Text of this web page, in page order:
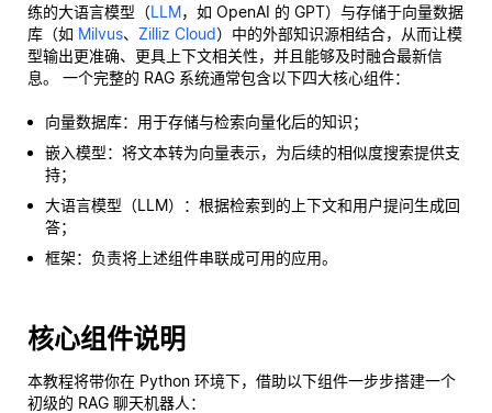
练的大语言模型（LLM，如 OpenAI 的 GPT）与存储于向量数据
库（如 Milvus、 Zilliz Cloud）中的外部知识源相结合，从而让模
型输出更准确、更具上下文相关性，并且能够及时融合最新信
息。 一个完整的 RAG 系统通常包含以下四大核心组件：
向量数据库：用于存储与检索向量化后的知识；
嵌入模型：将文本转为向量表示，为后续的相似度搜索提供支
持；
大语言模型（LLM）：根据检索到的上下文和用户提问生成回
答；
框架：负责将上述组件串联成可用的应用。
核心组件说明
本教程将带你在 Python 环境下，借助以下组件一步步搭建一个
初级的 RAG 聊天机器人：